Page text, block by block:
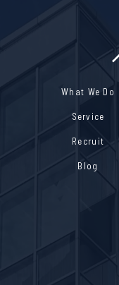
What We Do
Service
Recruit
Blog